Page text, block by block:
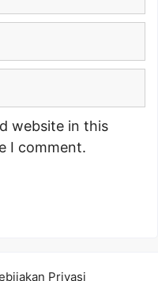
website in this
I comment.
Privasi